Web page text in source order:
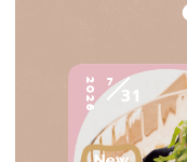
2026 7
31